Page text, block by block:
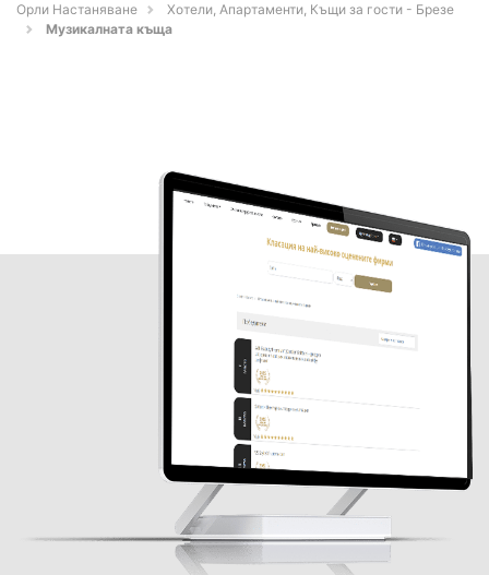
Орли Настаняване
Хотели, Апартаменти, Къщи за гости - Брезе
Музикалната къща